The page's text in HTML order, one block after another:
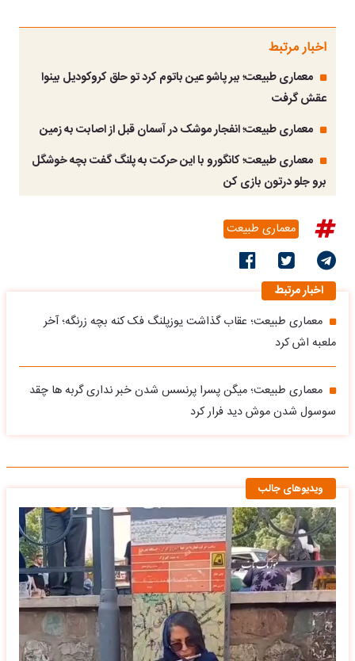
اخبار مرتبط
معماری طبیعت؛ ببر پاشو عین باتوم کرد تو حلق کروکودیل بینوا
عقش گرفت
معماری طبیعت؛ انفجار موشک در آسمان قبل از اصابت به زمین
معماری طبیعت؛ کانگورو با این حرکت به پلنگ گفت بچه خوشگل
برو جلو درتون بازی کن
معماری طبیعت
اخبار مرتبط
معماری طبیعت؛ عقاب گذاشت یوزپلنگ فک کنه بچه زرنگه؛ آخر
ملعبه اش کرد
معماری طبیعت؛ میگن پسرا پرنسس شدن خبر نداری گربه ها چقد
سوسول شدن موش دید فرار کرد
ویدیوهای جالب